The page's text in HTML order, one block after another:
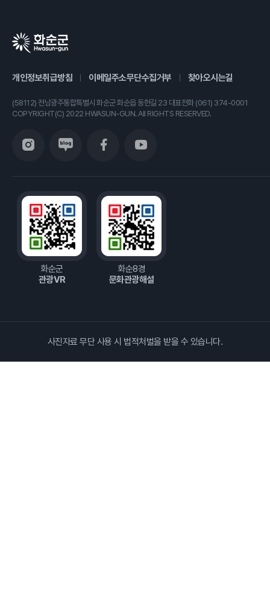
개인정보취급방침 이메일주소무단수집거부 찾아오시는길
(58112) 전남광주통합특별시 화순군 화순읍 동헌길 23 대표전화 (061) 374-0001
COPYRIGHT(C) 2022 HWASUN-GUN. All RIGHTS RESERVED.
화순군
관광VR
화순8경
문화관광해설
사진자료 무단 사용 시 법적처벌을 받을 수 있습니다.